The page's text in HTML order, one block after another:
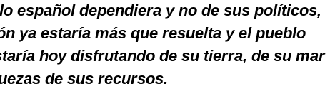
español dependiera y no de sus políticos,
ya estaría más que resuelta y el pueblo
hoy disfrutando de su tierra, de su mar
de sus recursos.